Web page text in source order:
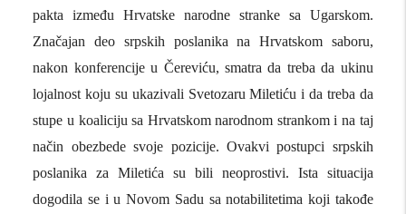
pakta između Hrvatske narodne stranke sa Ugarskom.
Značajan deo srpskih poslanika na Hrvatskom saboru,
nakon konferencije u Čereviću, smatra da treba da ukinu
lojalnost koju su ukazivali Svetozaru Miletiću i da treba da
stupe u koaliciju sa Hrvatskom narodnom strankom i na taj
način obezbede svoje pozicije. Ovakvi postupci srpskih
poslanika za Miletića su bili neoprostivi. Ista situacija
dogodila se i u Novom Sadu sa notabilitetima koji takođe